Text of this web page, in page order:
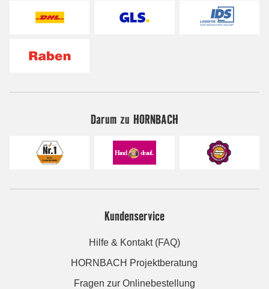
Darum zu HORNBACH
Kundenservice
Hilfe & Kontakt (FAQ)
HORNBACH Projektberatung
Fragen zur Onlinebestellung